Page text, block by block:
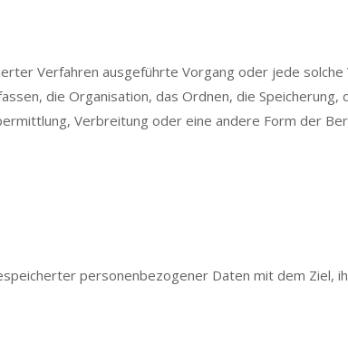
Verfahren ausgeführte Vorgang oder jede solche
die Organisation, das Ordnen, die Speicherung,
Verbreitung oder eine andere Form der
personenbezogener Daten mit dem Ziel,